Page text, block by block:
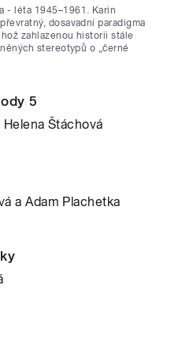
- léta 1945–1961. Karin
dosavadní paradigma
zahlazenou historii stále
stereotypů o „černé
5
Štáchová
a Adam Plachetka